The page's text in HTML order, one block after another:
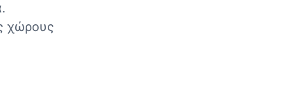
χώρους